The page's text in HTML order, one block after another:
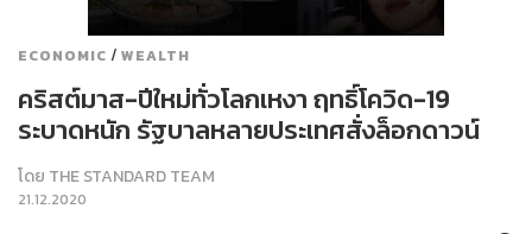
ECONOMIC / WEALTH
คริสต์มาส-ปีใหม่ทั่วโลกเหงา ฤทธิ์โควิด-19
ระบาดหนัก รัฐบาลหลายประเทศสั่งล็อกดาวน์
โดย THE STANDARD TEAM
21.12.2020